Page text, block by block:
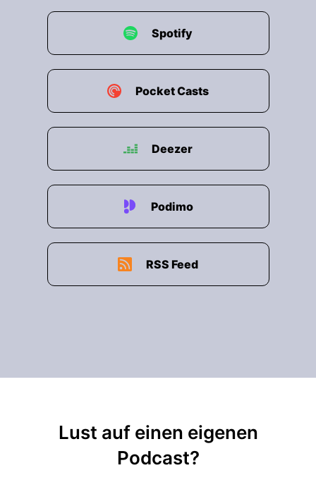
Spotify
Pocket Casts
Deezer
Podimo
RSS Feed
Lust auf einen eigenen
Podcast?